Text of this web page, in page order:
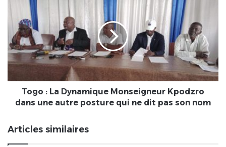
Reine
de
la
Dynamique
Monseigneur
Kpodzro
posture
pas
son
Togo : La Dynamique Monseigneur Kpodzro
dans une autre posture qui ne dit pas son nom
Articles similaires